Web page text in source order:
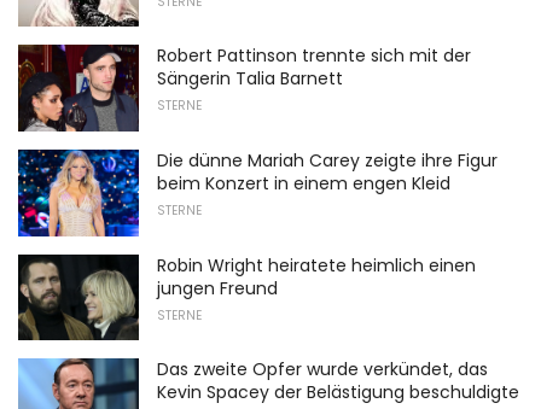
Robert Pattinson trennte sich mit der
Sängerin Talia Barnett
STERNE
Die dünne Mariah Carey zeigte ihre Figur
beim Konzert in einem engen Kleid
STERNE
Robin Wright heiratete heimlich einen
jungen Freund
STERNE
Das zweite Opfer wurde verkündet, das
Kevin Spacey der Belästigung beschuldigte